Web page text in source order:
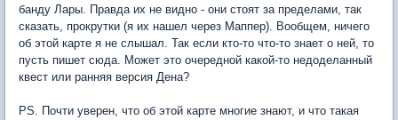
банду Лары. Правда их не видно - они стоят за пределами, так
сказать, прокрутки (я их нашел через Маппер). Вообщем, ничего
об этой карте я не слышал. Так если кто-то что-то знает о ней, то
пусть пишет сюда. Может это очередной какой-то недоделанный
квест или ранняя версия Дена?
PS. Почти уверен, что об этой карте многие знают, и что такая